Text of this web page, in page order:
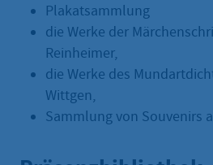
Plakatsammlung
die Werke der
Reinheimer,
die Werke des
Wittgen,
Sammlung von Souvenirs